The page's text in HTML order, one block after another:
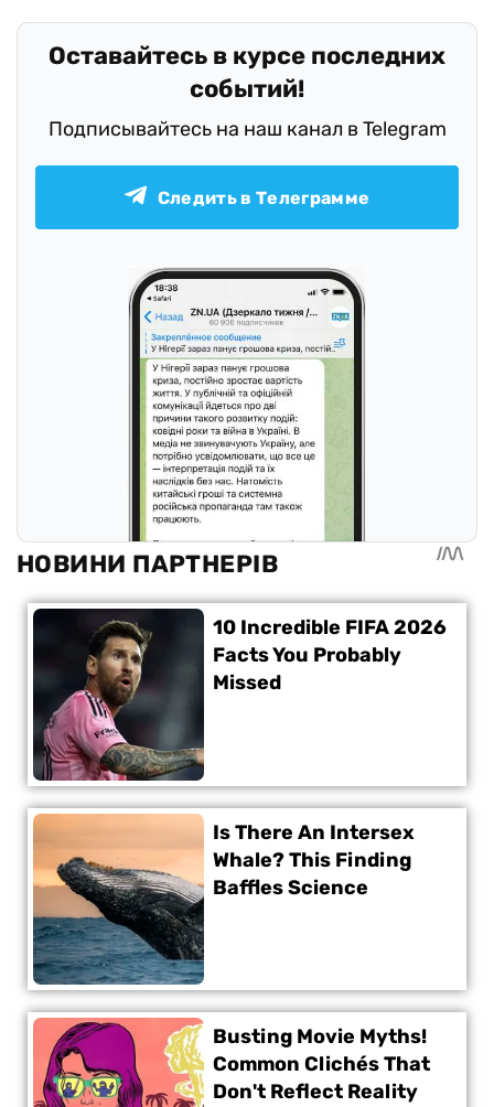
Оставайтесь в курсе последних
событий!
Подписывайтесь на наш канал в Telegram
Следить в Телеграмме